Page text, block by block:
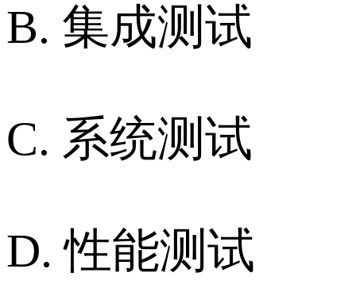
B. 集成测试
C. 系统测试
D. 性能测试